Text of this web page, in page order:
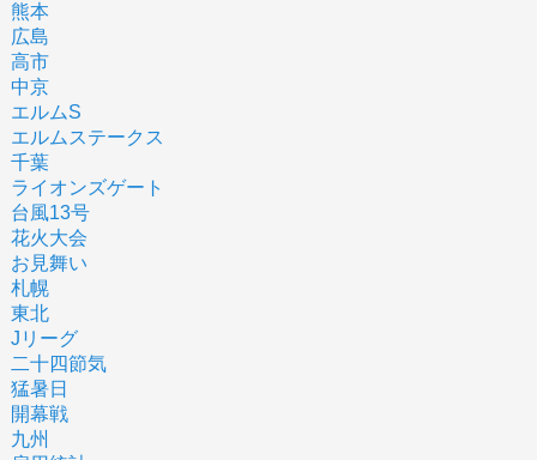
熊本
広島
高市
中京
エルムS
エルムステークス
千葉
ライオンズゲート
台風13号
花火大会
お見舞い
札幌
東北
Jリーグ
二十四節気
猛暑日
開幕戦
九州